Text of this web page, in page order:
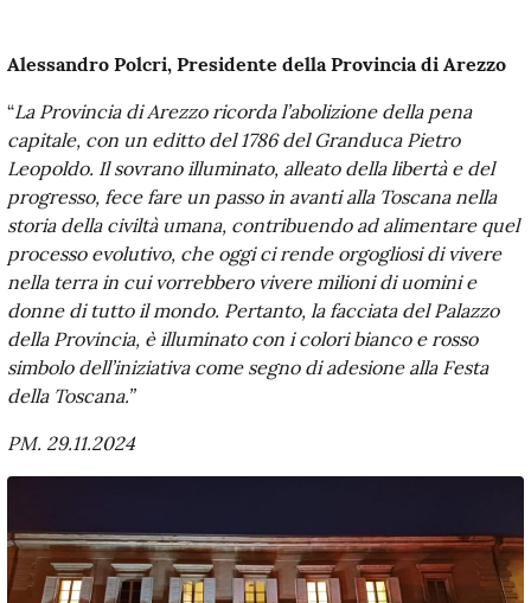
Alessandro Polcri, Presidente della Provincia di Arezzo
“La Provincia di Arezzo ricorda l’abolizione della pena
capitale, con un editto del 1786 del Granduca Pietro
Leopoldo. Il sovrano illuminato, alleato della libertà e del
progresso, fece fare un passo in avanti alla Toscana nella
storia della civiltà umana, contribuendo ad alimentare quel
processo evolutivo, che oggi ci rende orgogliosi di vivere
nella terra in cui vorrebbero vivere milioni di uomini e
donne di tutto il mondo. Pertanto, la facciata del Palazzo
della Provincia, è illuminato con i colori bianco e rosso
simbolo dell’iniziativa come segno di adesione alla Festa
della Toscana.”
PM. 29.11.2024